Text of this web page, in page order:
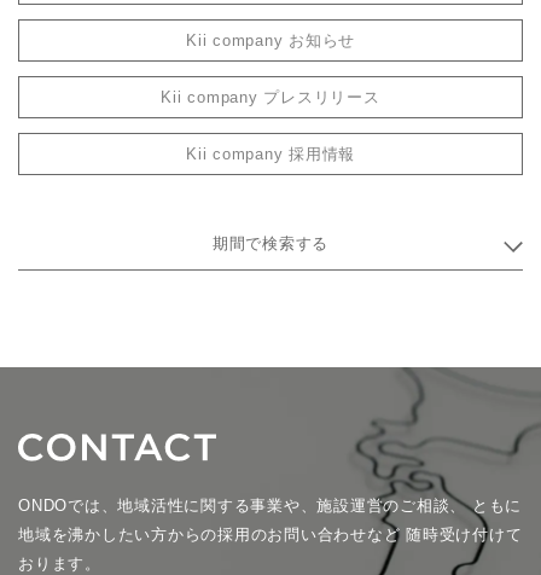
Kii company お知らせ
Kii company プレスリリース
Kii company 採用情報
期間で検索する
ONDOでは、地域活性に関する事業や、施設運営のご相談、ともに
地域を沸かしたい方からの採用のお問い合わせなど 随時受け付けて
おります。